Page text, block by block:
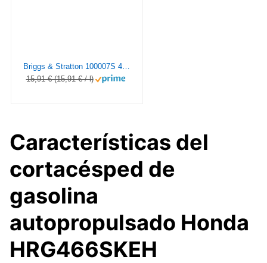
Briggs & Stratton 100007S 4-Stroke 5W30 Aceite de Larga Vida para Motores Sintéticos, 1.0 Litro, Negro
15,91 € (15,91 € / l)
Características del
cortacésped de
gasolina
autopropulsado Honda
HRG466SKEH